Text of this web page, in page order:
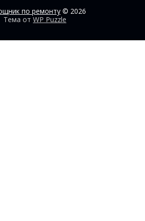
по ремонту © 2026
Тема от WP Puzzle